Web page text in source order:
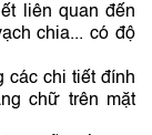
liên quan đến
chia... có độ
các chi tiết đính
chữ trên mặt